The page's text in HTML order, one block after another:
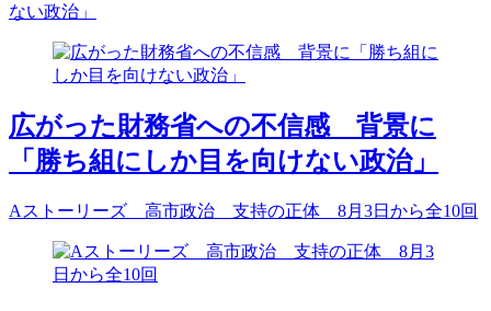
ない政治」
広がった財務省への不信感 背景に
「勝ち組にしか目を向けない政治」
Aストーリーズ 高市政治 支持の正体 8月3日から全10回